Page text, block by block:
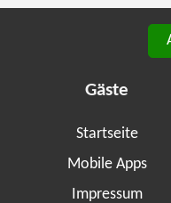
Gäste
Startseite
Mobile Apps
Impressum